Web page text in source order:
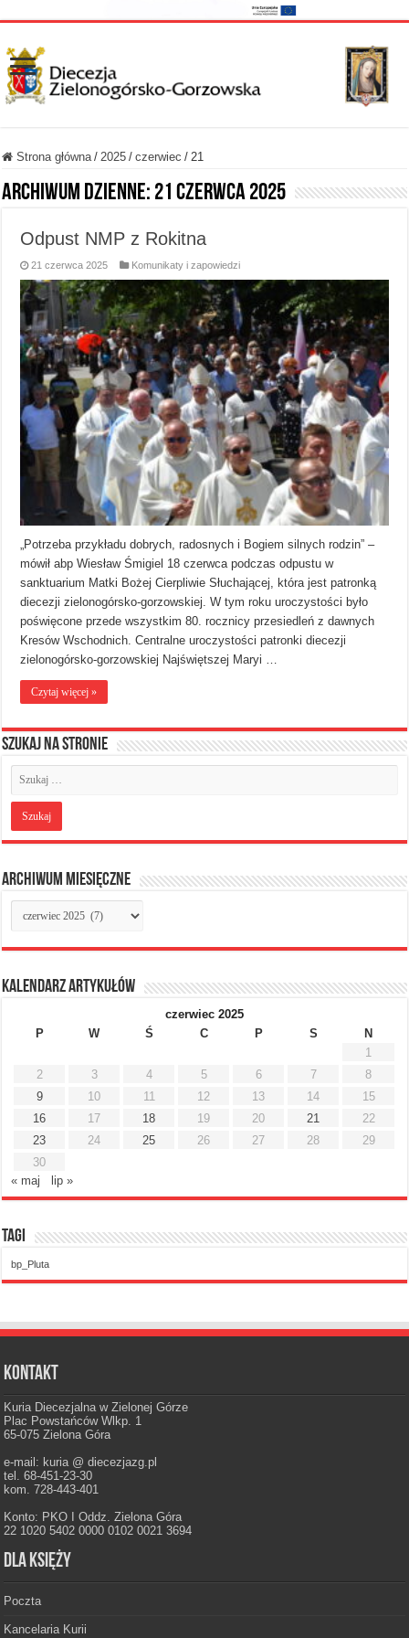
Strona główna / 2025 / czerwiec / 21
Archiwum dzienne: 21 czerwca 2025
Odpust NMP z Rokitna
21 czerwca 2025 Komunikaty i zapowiedzi
„Potrzeba przykładu dobrych, radosnych i Bogiem silnych rodzin” –
mówił abp Wiesław Śmigiel 18 czerwca podczas odpustu w
sanktuarium Matki Bożej Cierpliwie Słuchającej, która jest patronką
diecezji zielonogórsko-gorzowskiej. W tym roku uroczystości było
poświęcone przede wszystkim 80. rocznicy przesiedleń z dawnych
Kresów Wschodnich. Centralne uroczystości patronki diecezji
zielonogórsko-gorzowskiej Najświętszej Maryi …
Czytaj więcej »
Szukaj na stronie
Archiwum miesięczne
Archiwum
miesięczne
Kalendarz artykułów
czerwiec 2025
P
W Ś C P S
N
1
2
3 4 5 6 7
8
9
10 11 12 13 14
15
16
17 18 19 20 21
22
23
24 25 26 27 28
29
30
« maj
lip »
Tagi
bp_Pluta
Kontakt
Kuria Diecezjalna w Zielonej Górze
Plac Powstańców Wlkp. 1
65-075 Zielona Góra
e-mail: kuria @ diecezjazg.pl
tel. 68-451-23-30
kom. 728-443-401
Konto: PKO I Oddz. Zielona Góra
22 1020 5402 0000 0102 0021 3694
Dla księży
Poczta
Kancelaria Kurii